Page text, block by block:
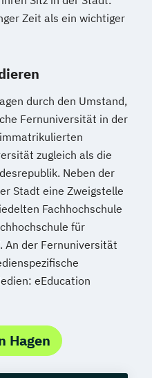
Zeit als ein wichtiger
durch den Umstand,
Fernuniversität in der
zugleich als die
Neben der
Stadt eine Zweigstelle
Fachhochschule
für
An der Fernuniversität
eEducation
Hagen